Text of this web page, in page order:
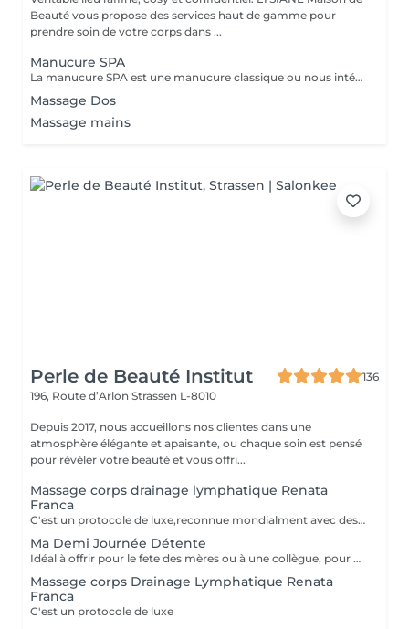
Beauté vous propose des services haut de gamme pour
prendre soin de votre corps dans ...
Manucure SPA
La manucure SPA est une manucure classique ou nous intégrons un gommage afin d'exfolier la peau pour la rendre plus douce avant d'appliquer un masque pour un soin profond. Aucun vernis ne sera appliqué à la fin du traitement.
Massage Dos
Massage mains
Perle de Beauté Institut
136
196, Route d’Arlon Strassen L-8010
Depuis 2017, nous accueillons nos clientes dans une
atmosphère élégante et apaisante, ou chaque soin est pensé
pour révéler votre beauté et vous offri...
Massage corps drainage lymphatique Renata
Franca
C'est un protocole de luxe,reconnue mondialment avec des bienfats immédiats, tant esthétiques que thérapeutiques. Le drainage lymphatique selon la méthode Renata França est totalement différent des autres drainages disponibles sur le marché. Avec une pression ferme et un rythme plus soutenu, des pompages et des manuvres exclusives font de cette méthode une technique remarquable, aux résultats impressionnants et immédiats. Cette technique réduit les dèmes, active la circulation sanguine et stimule un réseau complexe de vaisseaux qui transportent les fluides corporels, combattant ainsi la redoutée cellulite. Le résultat est un corps moins gonflé et plus sculpté, avec un métabolisme accéléré et une sensation de bien-être.
Ma Demi Journée Détente
Idéal à offrir pour le fete des mères ou à une collègue, pour un anniversaire, pour faire se faire plaisir et se détendre tout simplement. Il contient les soins suivants : Un massage relaxant de 60 min pour le corps + Soin du visage MosaïqueModelante+ spa paraffine les mains + spa paraffine les pieds
Massage corps Drainage Lymphatique Renata
Franca
C'est un protocole de luxe